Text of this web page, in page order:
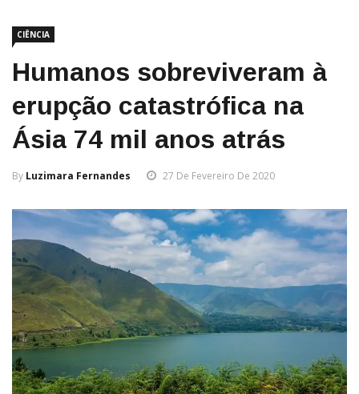
CIÊNCIA
Humanos sobreviveram à
erupção catastrófica na
Ásia 74 mil anos atrás
By Luzimara Fernandes 27 De Fevereiro De 2020